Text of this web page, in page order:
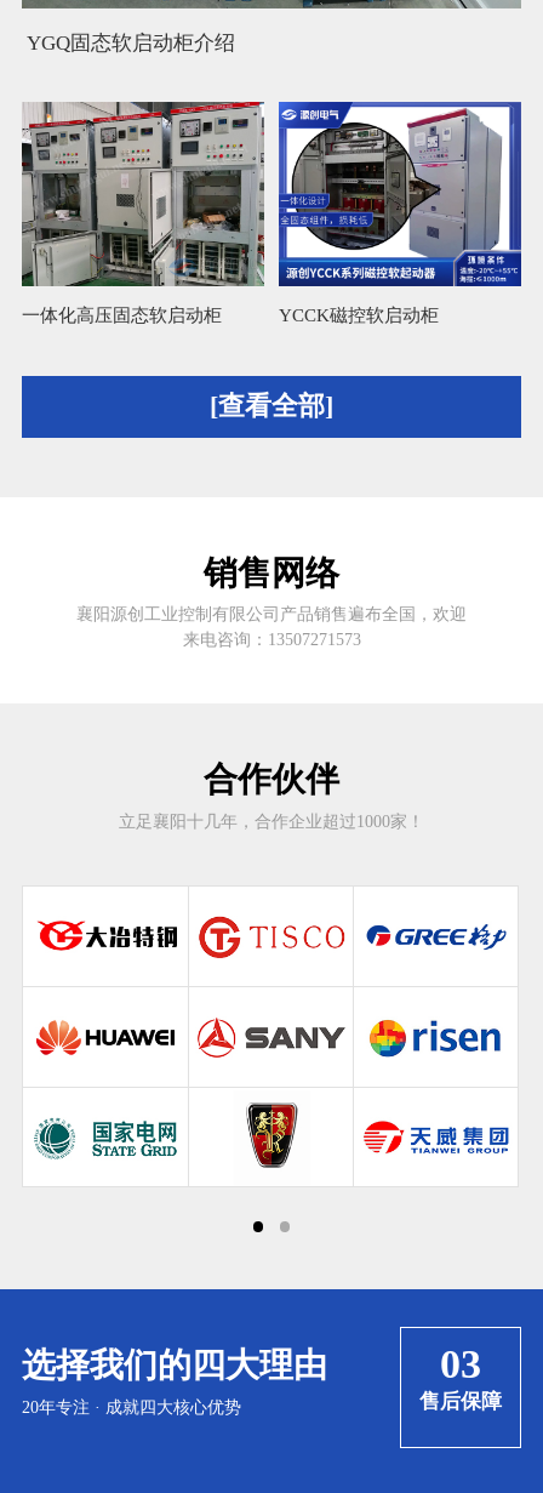
YGQ固态软启动柜介绍
一体化高压固态软启动柜 YCCK磁控软启动柜
[查看全部]
销售网络
襄阳源创工业控制有限公司产品销售遍布全国，欢迎
来电咨询：13507271573
合作伙伴
立足襄阳十几年，合作企业超过1000家！
选择我们的四大理由
20年专注 · 成就四大核心优势
04
诚信共赢